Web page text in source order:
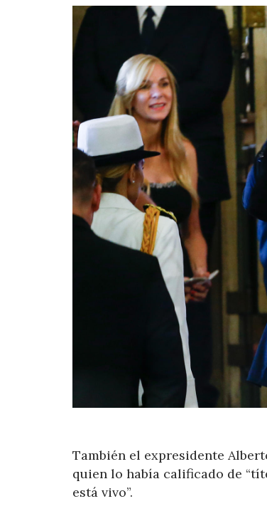
También el expresidente
quien lo había calificado de
está vivo”.